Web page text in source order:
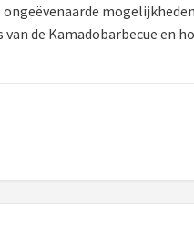
de Kamadobarbecue en